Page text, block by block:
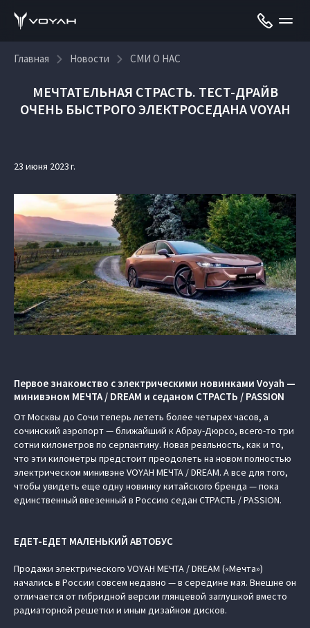
Главная Новости СМИ О НАС
МЕЧТАТЕЛЬНАЯ СТРАСТЬ. ТЕСТ-ДРАЙВ
ОЧЕНЬ БЫСТРОГО ЭЛЕКТРОСЕДАНА VOYAH
23 июня 2023 г.
Первое знакомство с электрическими новинками Voyah —
минивэном МЕЧТА / DREAM и седаном СТРАСТЬ / PASSION
От Москвы до Сочи теперь лететь более четырех часов, а
сочинский аэропорт — ближайший к Абрау-Дюрсо, всего-то три
сотни километров по серпантину. Новая реальность, как и то,
что эти километры предстоит преодолеть на новом полностью
электрическом минивэне VOYAH МЕЧТА / DREAM. А все для того,
чтобы увидеть еще одну новинку китайского бренда — пока
единственный ввезенный в Россию седан СТРАСТЬ / PASSION.
ЕДЕТ-ЕДЕТ МАЛЕНЬКИЙ АВТОБУС
Продажи электрического VOYAH МЕЧТА / DREAM («Мечта»)
начались в России совсем недавно — в середине мая. Внешне он
отличается от гибридной версии глянцевой заглушкой вместо
радиаторной решетки и иным дизайном дисков.